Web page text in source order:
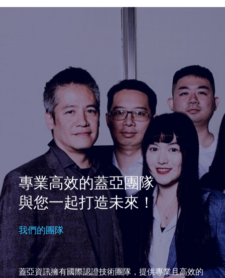
專業高效的蓋亞團隊
與您一起打造未來！
我們的團隊
蓋亞資訊擁有國際認證技術團隊，提供專業且高效的